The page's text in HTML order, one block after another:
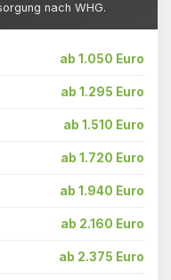
nach WHG.
ab 1.050 Euro
ab 1.295 Euro
ab 1.510 Euro
ab 1.720 Euro
ab 1.940 Euro
ab 2.160 Euro
ab 2.375 Euro